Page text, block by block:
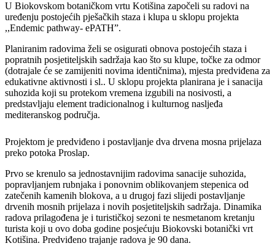
U Biokovskom botaničkom vrtu Kotišina započeli su radovi na
uređenju postojećih pješačkih staza i klupa u sklopu projekta
,,Endemic pathway- ePATH”.
Planiranim radovima želi se osigurati obnova postojećih staza i
popratnih posjetiteljskih sadržaja kao što su klupe, točke za odmor
(dotrajale će se zamijeniti novima identičnima), mjesta predviđena za
edukativne aktivnosti i sl.. U sklopu projekta planirana je i sanacija
suhozida koji su protekom vremena izgubili na nosivosti, a
predstavljaju element tradicionalnog i kulturnog nasljeđa
mediteranskog područja.
Projektom je predviđeno i postavljanje dva drvena mosna prijelaza
preko potoka Proslap.
Prvo se krenulo sa jednostavnijim radovima sanacije suhozida,
popravljanjem rubnjaka i ponovnim oblikovanjem stepenica od
zatečenih kamenih blokova, a u drugoj fazi slijedi postavljanje
drvenih mosnih prijelaza i novih posjetiteljskih sadržaja. Dinamika
radova prilagođena je i turističkoj sezoni te nesmetanom kretanju
turista koji u ovo doba godine posjećuju Biokovski botanički vrt
Kotišina. Predviđeno trajanje radova je 90 dana.